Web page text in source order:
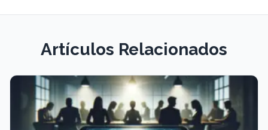
Artículos Relacionados